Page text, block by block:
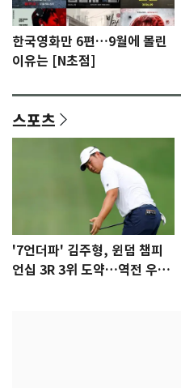
한국영화만 6편…9월에 몰린
이유는 [N초점]
스포츠
'7언더파' 김주형, 윈덤 챔피
언십 3R 3위 도약…역전 우승